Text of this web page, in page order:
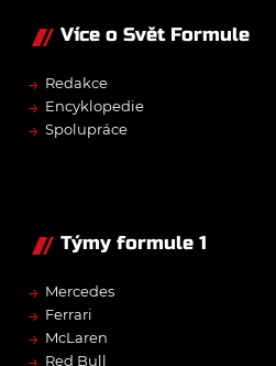
Více o Svět Formule
→ Redakce
→ Encyklopedie
→ Spolupráce
Týmy formule 1
→ Mercedes
→ Ferrari
→ McLaren
Red Bull